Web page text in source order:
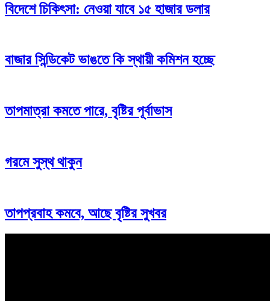
বিদেশে চিকিৎসা: নেওয়া যাবে ১৫ হাজার ডলার
বাজার সিন্ডিকেট ভাঙতে কি স্থায়ী কমিশন হচ্ছে
তাপমাত্রা কমতে পারে, বৃষ্টির পূর্বাভাস
গরমে সুস্থ থাকুন
তাপপ্রবাহ কমবে, আছে বৃষ্টির সুখবর